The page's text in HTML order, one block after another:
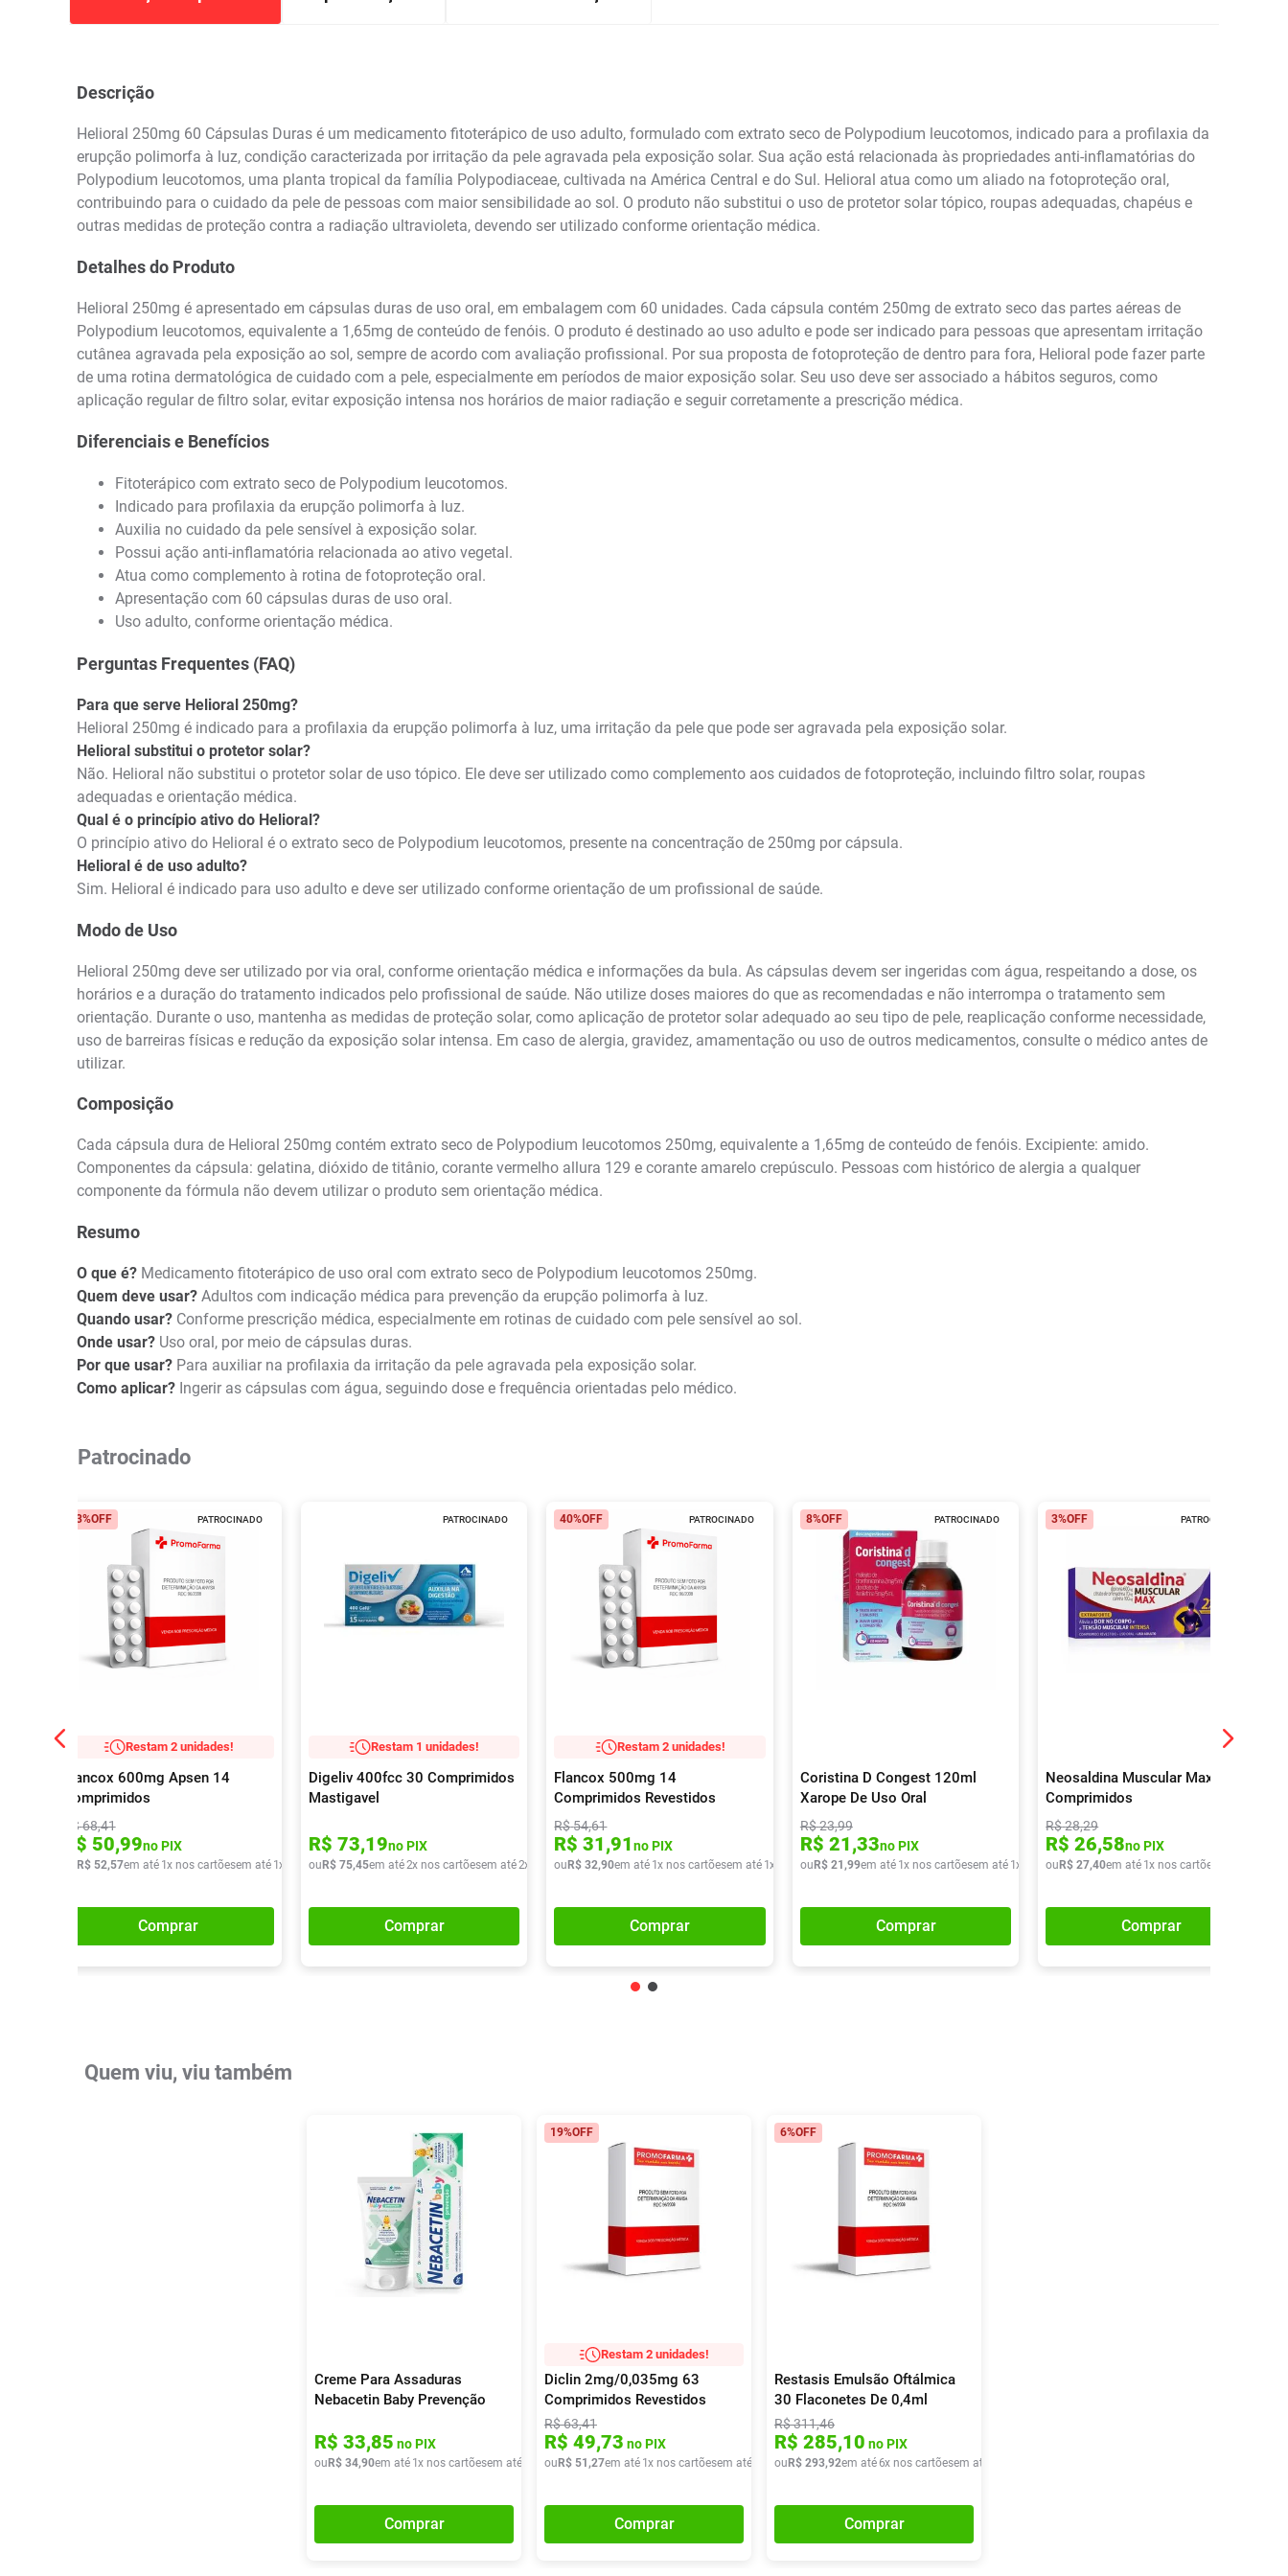
Descrição
Helioral 250mg 60 Cápsulas Duras é um medicamento fitoterápico de uso adulto, formulado com extrato seco de Polypodium leucotomos, indicado para a profilaxia da
erupção polimorfa à luz, condição caracterizada por irritação da pele agravada pela exposição solar. Sua ação está relacionada às propriedades anti-inflamatórias do
Polypodium leucotomos, uma planta tropical da família Polypodiaceae, cultivada na América Central e do Sul. Helioral atua como um aliado na fotoproteção oral,
contribuindo para o cuidado da pele de pessoas com maior sensibilidade ao sol. O produto não substitui o uso de protetor solar tópico, roupas adequadas, chapéus e
outras medidas de proteção contra a radiação ultravioleta, devendo ser utilizado conforme orientação médica.
Detalhes do Produto
Helioral 250mg é apresentado em cápsulas duras de uso oral, em embalagem com 60 unidades. Cada cápsula contém 250mg de extrato seco das partes aéreas de
Polypodium leucotomos, equivalente a 1,65mg de conteúdo de fenóis. O produto é destinado ao uso adulto e pode ser indicado para pessoas que apresentam irritação
cutânea agravada pela exposição ao sol, sempre de acordo com avaliação profissional. Por sua proposta de fotoproteção de dentro para fora, Helioral pode fazer parte
de uma rotina dermatológica de cuidado com a pele, especialmente em períodos de maior exposição solar. Seu uso deve ser associado a hábitos seguros, como
aplicação regular de filtro solar, evitar exposição intensa nos horários de maior radiação e seguir corretamente a prescrição médica.
Diferenciais e Benefícios
Fitoterápico com extrato seco de Polypodium leucotomos.
Indicado para profilaxia da erupção polimorfa à luz.
Auxilia no cuidado da pele sensível à exposição solar.
Possui ação anti-inflamatória relacionada ao ativo vegetal.
Atua como complemento à rotina de fotoproteção oral.
Apresentação com 60 cápsulas duras de uso oral.
Uso adulto, conforme orientação médica.
Perguntas Frequentes (FAQ)
Para que serve Helioral 250mg?
Helioral 250mg é indicado para a profilaxia da erupção polimorfa à luz, uma irritação da pele que pode ser agravada pela exposição solar.
Helioral substitui o protetor solar?
Não. Helioral não substitui o protetor solar de uso tópico. Ele deve ser utilizado como complemento aos cuidados de fotoproteção, incluindo filtro solar, roupas
adequadas e orientação médica.
Qual é o princípio ativo do Helioral?
O princípio ativo do Helioral é o extrato seco de Polypodium leucotomos, presente na concentração de 250mg por cápsula.
Helioral é de uso adulto?
Sim. Helioral é indicado para uso adulto e deve ser utilizado conforme orientação de um profissional de saúde.
Modo de Uso
Helioral 250mg deve ser utilizado por via oral, conforme orientação médica e informações da bula. As cápsulas devem ser ingeridas com água, respeitando a dose, os
horários e a duração do tratamento indicados pelo profissional de saúde. Não utilize doses maiores do que as recomendadas e não interrompa o tratamento sem
orientação. Durante o uso, mantenha as medidas de proteção solar, como aplicação de protetor solar adequado ao seu tipo de pele, reaplicação conforme necessidade,
uso de barreiras físicas e redução da exposição solar intensa. Em caso de alergia, gravidez, amamentação ou uso de outros medicamentos, consulte o médico antes de
utilizar.
Composição
Cada cápsula dura de Helioral 250mg contém extrato seco de Polypodium leucotomos 250mg, equivalente a 1,65mg de conteúdo de fenóis. Excipiente: amido.
Componentes da cápsula: gelatina, dióxido de titânio, corante vermelho allura 129 e corante amarelo crepúsculo. Pessoas com histórico de alergia a qualquer
componente da fórmula não devem utilizar o produto sem orientação médica.
Resumo
O que é? Medicamento fitoterápico de uso oral com extrato seco de Polypodium leucotomos 250mg.
Quem deve usar? Adultos com indicação médica para prevenção da erupção polimorfa à luz.
Quando usar? Conforme prescrição médica, especialmente em rotinas de cuidado com pele sensível ao sol.
Onde usar? Uso oral, por meio de cápsulas duras.
Por que usar? Para auxiliar na profilaxia da irritação da pele agravada pela exposição solar.
Como aplicar? Ingerir as cápsulas com água, seguindo dose e frequência orientadas pelo médico.
Patrocinado
PATROCINADO
23%OFF
Restam 2 unidades!
Flancox 600mg Apsen 14
Comprimidos
R$68,41
R$ 50,99no PIX
R$ 52,57em até 1x nos cartõesem até 1x de R$ 52,57
Comprar
PATROCINADO
Restam 1 unidades!
Digeliv 400fcc 30 Comprimidos
Mastigavel
R$ 73,19no PIX
ou R$ 75,45em até2x nos cartõesem até2x de R$ 37,72
Comprar
PATROCINADO
40%OFF
Restam 2 unidades!
Flancox 500mg 14
Comprimidos Revestidos
R$54,61
R$ 31,91no PIX
ou R$ 32,90em até 1x nos cartõesem até 1x de R$ 32,90
Comprar
PATROCINADO
8%OFF
Coristina D Congest 120ml
Xarope De Uso Oral
R$23,99
R$ 21,33no PIX
ou R$ 21 ,99em até 1x nos cartõesem até 1x de R$ 21,99
Comprar
PATROCINADO
3%OFF
Neosaldina Muscular Max 16
Comprimidos
R$28,29
R$ 26,58no PIX
ou R$ 27,40em até 1x nos cartões
Comprar
Quem viu, viu também
Creme Para Assaduras
Nebacetin Baby Prevenção
R$ 33,85 no PIX
ou R$ 34,90em até 1x nos cartõesem até x deR$ 34, 90
Comprar
19%OFF
Restam 2 unidades!
Diclin 2mg/0,035mg 63
Comprimidos Revestidos
R$63,41
R$ 49,73 no PIX
ou R$ 51 ,27em até 1x nos cartõesem até x deR$ 51,27
Comprar
6%OFF
Restasis Emulsão Oftálmica
30 Flaconetes De 0,4ml
R$311,46
R$ 285,10 no PIX
ou R$ 293,92em até6x nos cartõesem até
Comprar